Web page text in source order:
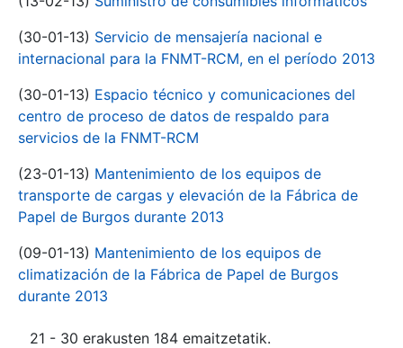
(30-01-13) Servicio de mensajería nacional e
internacional para la FNMT-RCM, en el período 2013
(30-01-13) Espacio técnico y comunicaciones del
centro de proceso de datos de respaldo para
servicios de la FNMT-RCM
(23-01-13) Mantenimiento de los equipos de
transporte de cargas y elevación de la Fábrica de
Papel de Burgos durante 2013
(09-01-13) Mantenimiento de los equipos de
climatización de la Fábrica de Papel de Burgos
durante 2013
21 - 30 erakusten 184 emaitzetatik.